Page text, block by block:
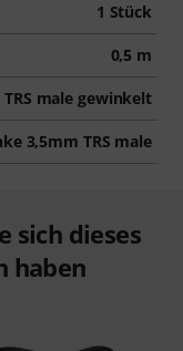
1 Stück
0,5 m
male gewinkelt
3,5mm TRS male
sich dieses
haben